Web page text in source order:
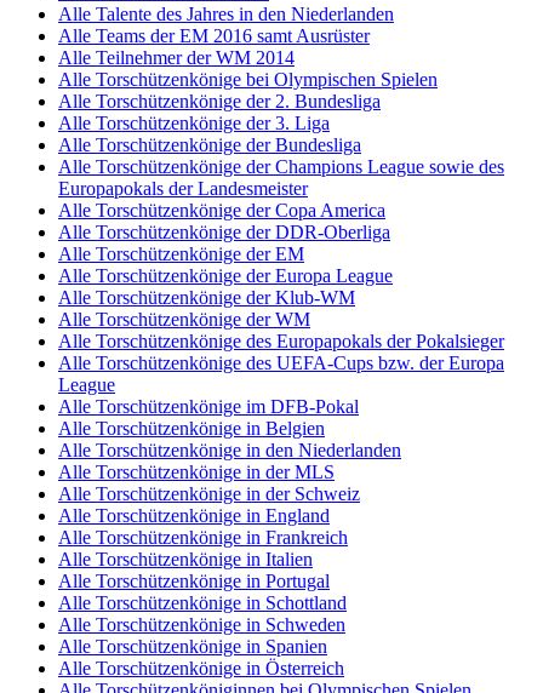
Alle Talente des Jahres in den Niederlanden
Alle Teams der EM 2016 samt Ausrüster
Alle Teilnehmer der WM 2014
Alle Torschützenkönige bei Olympischen Spielen
Alle Torschützenkönige der 2. Bundesliga
Alle Torschützenkönige der 3. Liga
Alle Torschützenkönige der Bundesliga
Alle Torschützenkönige der Champions League sowie des
Europapokals der Landesmeister
Alle Torschützenkönige der Copa America
Alle Torschützenkönige der DDR-Oberliga
Alle Torschützenkönige der EM
Alle Torschützenkönige der Europa League
Alle Torschützenkönige der Klub-WM
Alle Torschützenkönige der WM
Alle Torschützenkönige des Europapokals der Pokalsieger
Alle Torschützenkönige des UEFA-Cups bzw. der Europa
League
Alle Torschützenkönige im DFB-Pokal
Alle Torschützenkönige in Belgien
Alle Torschützenkönige in den Niederlanden
Alle Torschützenkönige in der MLS
Alle Torschützenkönige in der Schweiz
Alle Torschützenkönige in England
Alle Torschützenkönige in Frankreich
Alle Torschützenkönige in Italien
Alle Torschützenkönige in Portugal
Alle Torschützenkönige in Schottland
Alle Torschützenkönige in Schweden
Alle Torschützenkönige in Spanien
Alle Torschützenkönige in Österreich